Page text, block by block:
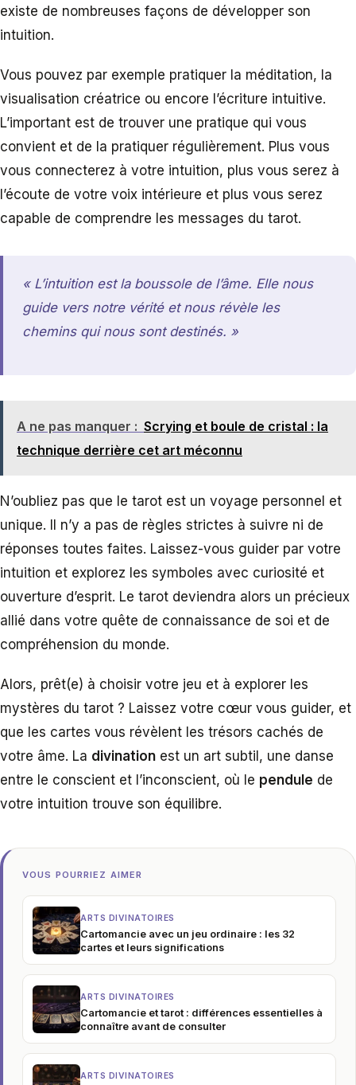
existe de nombreuses façons de développer son
intuition.
Vous pouvez par exemple pratiquer la méditation, la
visualisation créatrice ou encore l’écriture intuitive.
L’important est de trouver une pratique qui vous
convient et de la pratiquer régulièrement. Plus vous
vous connecterez à votre intuition, plus vous serez à
l’écoute de votre voix intérieure et plus vous serez
capable de comprendre les messages du tarot.
« L’intuition est la boussole de l’âme. Elle nous
guide vers notre vérité et nous révèle les
chemins qui nous sont destinés. »
A ne pas manquer : Scrying et boule de cristal : la
technique derrière cet art méconnu
N’oubliez pas que le tarot est un voyage personnel et
unique. Il n’y a pas de règles strictes à suivre ni de
réponses toutes faites. Laissez-vous guider par votre
intuition et explorez les symboles avec curiosité et
ouverture d’esprit. Le tarot deviendra alors un précieux
allié dans votre quête de connaissance de soi et de
compréhension du monde.
Alors, prêt(e) à choisir votre jeu et à explorer les
mystères du tarot ? Laissez votre cœur vous guider, et
que les cartes vous révèlent les trésors cachés de
votre âme. La divination est un art subtil, une danse
entre le conscient et l’inconscient, où le pendule de
votre intuition trouve son équilibre.
VOUS POURRIEZ AIMER
ARTS DIVINATOIRES
Cartomancie avec un jeu ordinaire : les 32
cartes et leurs significations
ARTS DIVINATOIRES
Cartomancie et tarot : différences essentielles à
connaître avant de consulter
ARTS DIVINATOIRES